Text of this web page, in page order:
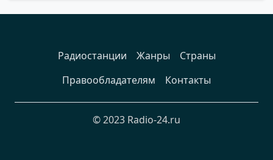
Радиостанции Жанры
Страны
Правообладателям
Контакты
© 2023 Radio-24.ru